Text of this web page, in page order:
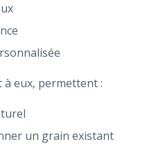
à eux, permettent :
un grain existant